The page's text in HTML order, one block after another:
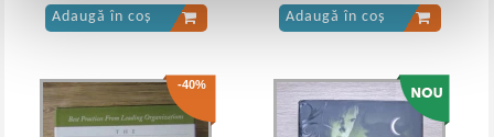
Adaugă în coș Adaugă în coș
-40%